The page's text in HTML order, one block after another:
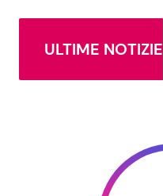
ULTIME NOTIZIE